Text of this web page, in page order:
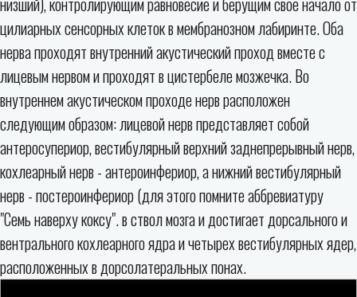
цилиарных сенсорных клеток в мембранозном лабиринте. Оба
нерва проходят внутренний акустический проход вместе с
лицевым нервом и проходят в цистербеле мозжечка. Во
внутреннем акустическом проходе нерв расположен
следующим образом: лицевой нерв представляет собой
антеросупериор, вестибулярный верхний заднепрерывный нерв,
кохлеарный нерв - антероинфериор, а нижний вестибулярный
нерв - постероинфериор (для этого помните аббревиатуру
"Семь наверху коксу". в ствол мозга и достигает дорсального и
вентрального кохлеарного ядра и четырех вестибулярных ядер,
расположенных в дорсолатеральных понах.